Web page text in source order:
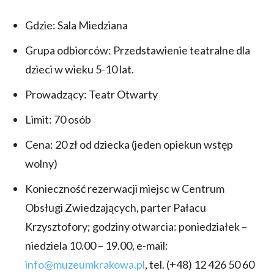
Gdzie: Sala Miedziana
Grupa odbiorców: Przedstawienie teatralne dla
dzieci w wieku 5-10 lat.
Prowadzący: Teatr Otwarty
Limit: 70 osób
Cena: 20 zł od dziecka (jeden opiekun wstęp
wolny)
Konieczność rezerwacji miejsc w Centrum
Obsługi Zwiedzających, parter Pałacu
Krzysztofory; godziny otwarcia: poniedziałek –
niedziela 10.00 – 19.00, e-mail:
info@muzeumkrakowa.pl, tel. (+48) 12 426 50 60